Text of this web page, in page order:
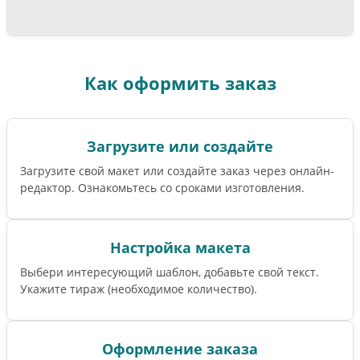
Как оформить заказ
Загрузите или создайте
Загрузите свой макет или создайте заказ через онлайн-
редактор. Ознакомьтесь со сроками изготовления.
Настройка макета
Выбери интересующий шаблон, добавьте свой текст.
Укажите тираж (необходимое количество).
Оформление заказа